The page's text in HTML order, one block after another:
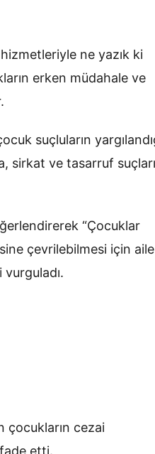
ne yazık ki
erken müdahale ve
suçluların
sirkat ve tasarruf suçları
“Çocuklar
çevrilebilmesi için
vurguladı.
çocukların cezai
etti.